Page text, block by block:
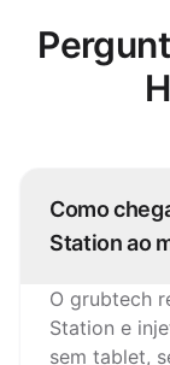
Como
Station ao
O grubtech
Station e
sem tablet,